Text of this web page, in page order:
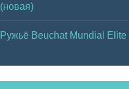
(новая)
Ружьё Beuchat Mundial Elite